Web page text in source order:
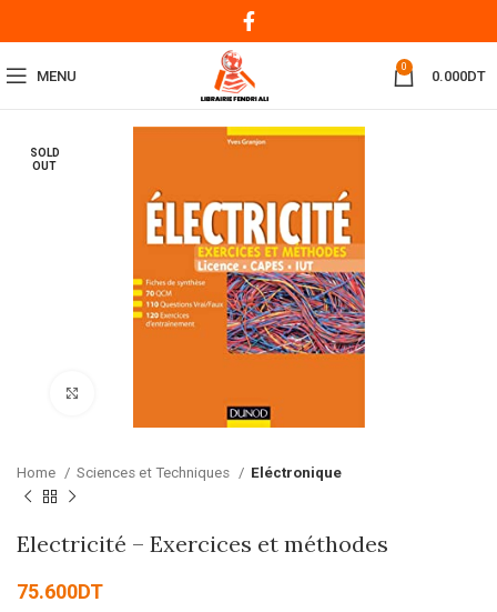
MENU
0
0.000DT
SOLD
OUT
Home Sciences et Techniques Eléctronique
Electricité – Exercices et méthodes
75.600DT